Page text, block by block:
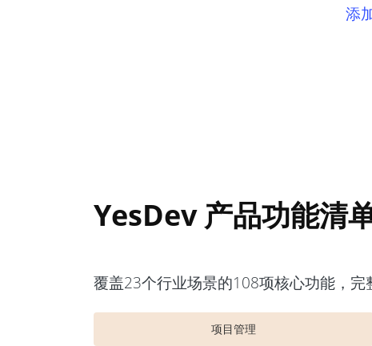
添
YesDev 产品功能清
覆盖23个行业场景的108项核心功能，完
项目管理